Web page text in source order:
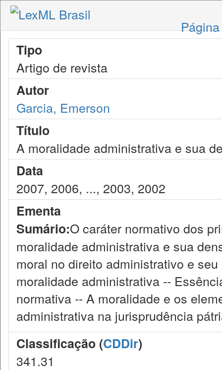
Tipo
Artigo de revista
Autor
Garcia, Emerson
Título
A moralidade administrativa e sua
Data
2007, 2006, ..., 2003, 2002
Ementa
Sumário:O caráter normativo dos
moralidade administrativa e sua
moral no direito administrativo e
moralidade administrativa --
normativa -- A moralidade e os
administrativa na jurisprudência
Classificação (CDDir)
341.31